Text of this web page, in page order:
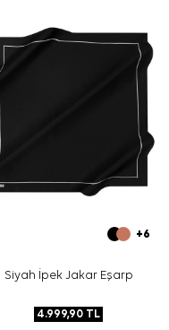
hassas bakımı
ölçüdedir?
+6
Siyah İpek Jakar Eşarp
4.999,90 TL